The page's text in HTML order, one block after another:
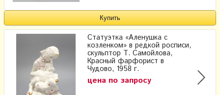
Статуэтка «Аленушка с
козленком» в редкой росписи,
скульптор Т. Самойлова,
Красный фарфорист в
Чудово, 1958 г.
цена по запросу